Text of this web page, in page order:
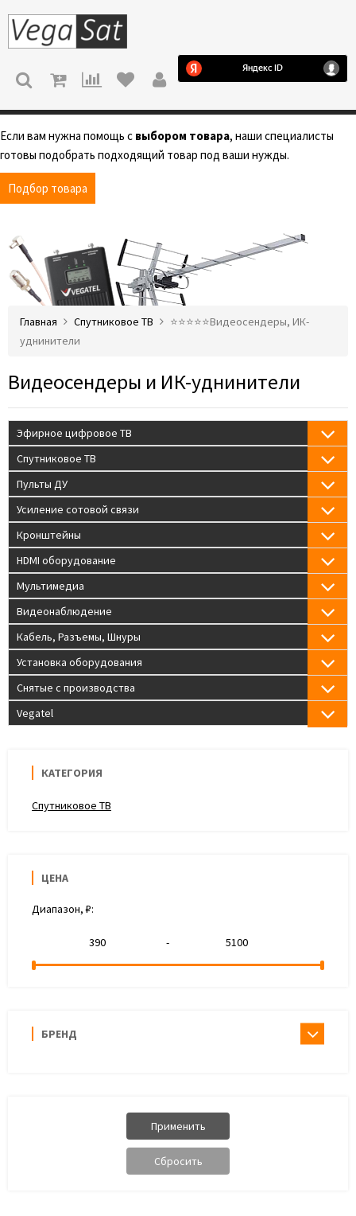
МЕНЮ
Если вам нужна помощь с выбором товара, наши специалисты
готовы подобрать подходящий товар под ваши нужды.
Подбор товара
Главная Спутниковое ТВ
⭐️⭐️⭐️⭐️⭐️Видеосендеры, ИК-
уднинители
Видеосендеры и ИК-уднинители
Эфирное цифровое ТВ
Спутниковое ТВ
Пульты ДУ
Усиление сотовой связи
Кронштейны
HDMI оборудование
Мультимедиа
Видеонаблюдение
Кабель, Разъемы, Шнуры
Установка оборудования
Снятые с производства
Vegatel
КАТЕГОРИЯ
Спутниковое ТВ
ЦЕНА
Диапазон, ₽:
-
БРЕНД